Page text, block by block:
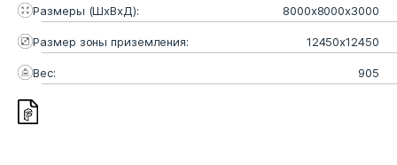
Размеры (ШхВхД): 8000x8000x3000
Размер зоны приземления: 12450x12450
Вес: 905